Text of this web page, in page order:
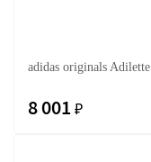
adidas originals Adilette
8 001 ₽